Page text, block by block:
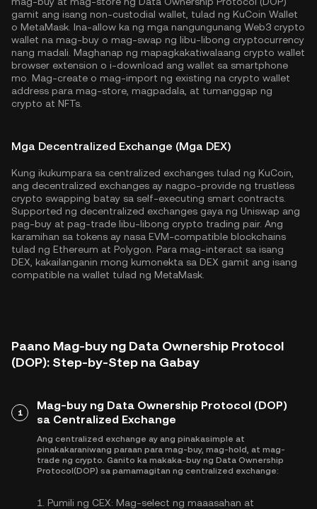
gamit ang isang non-custodial wallet, tulad ng KuCoin Wallet
o MetaMask. Ina-allow ka ng mga nangungunang Web3 crypto
wallet na mag-buy o mag-swap ng libu-libong cryptocurrency
nang madali. Maghanap ng mapagkakatiwalaang crypto wallet
browser extension o i-download ang wallet sa smartphone
mo. Mag-create o mag-import ng existing na crypto wallet
address para mag-store, magpadala, at tumanggap ng
crypto at NFTs.
Mga Decentralized Exchange (Mga DEX)
Kung ikukumpara sa centralized exchanges tulad ng KuCoin,
ang decentralized exchanges ay nagpo-provide ng trustless
crypto swapping batay sa self-executing smart contracts.
Supported ng decentralized exchanges gaya ng Uniswap ang
pag-buy at pag-trade libu-libong crypto trading pair. Ang
karamihan sa tokens ay nasa EVM-compatible blockchains
tulad ng Ethereum at Polygon . Para mag-interact sa isang
DEX, kakailanganin mong kumonekta sa DEX gamit ang isang
compatible na wallet tulad ng MetaMask.
Paano Mag-buy ng Data Ownership Protocol
(DOP): Step-by-Step na Gabay
1
Mag-buy ng Data Ownership Protocol (DOP)
sa Centralized Exchange
Ang centralized exchange ay ang pinakasimple at
pinakakaraniwang paraan para mag-buy, mag-hold, at mag-
trade ng crypto. Ganito ka makaka-buy ng Data Ownership
Protocol(DOP) sa pamamagitan ng centralized exchange:
1. Pumili ng CEX: Mag-select ng maaasahan at